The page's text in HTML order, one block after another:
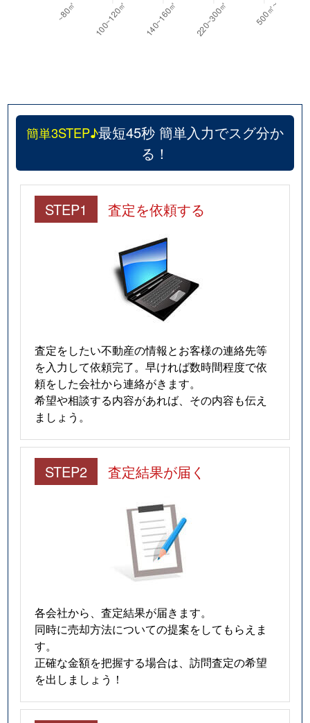
簡単3STEP♪最短45秒 簡単入力でスグ分か
る！
STEP1 査定を依頼する
査定をしたい不動産の情報とお客様の連絡先等
を入力して依頼完了。早ければ数時間程度で依
頼をした会社から連絡がきます。
希望や相談する内容があれば、その内容も伝え
ましょう。
STEP2 査定結果が届く
各会社から、査定結果が届きます。
同時に売却方法についての提案をしてもらえま
す。
正確な金額を把握する場合は、訪問査定の希望
を出しましょう！